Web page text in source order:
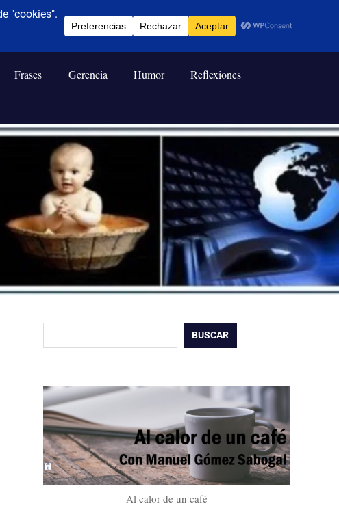
Frases Gerencia Humor Reflexiones
BUSCAR
Al calor de un café